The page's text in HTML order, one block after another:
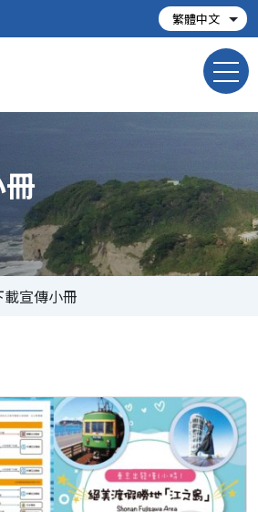
載宣傳小冊